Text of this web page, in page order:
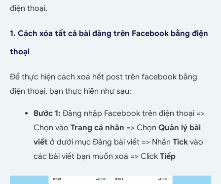
điện thoại.
1. Cách xóa tất cả bài đăng trên Facebook bằng điện
thoại
Để thực hiện cách xoá hết post trên facebook bằng
điện thoại, bạn thực hiện như sau:
Bước 1: Đăng nhập Facebook trên điện thoại =>
Chọn vào Trang cá nhân => Chọn Quản lý bài
viết ở dưới mục Đăng bài viết => Nhấn Tick vào
các bài viết bạn muốn xoá => Click Tiếp